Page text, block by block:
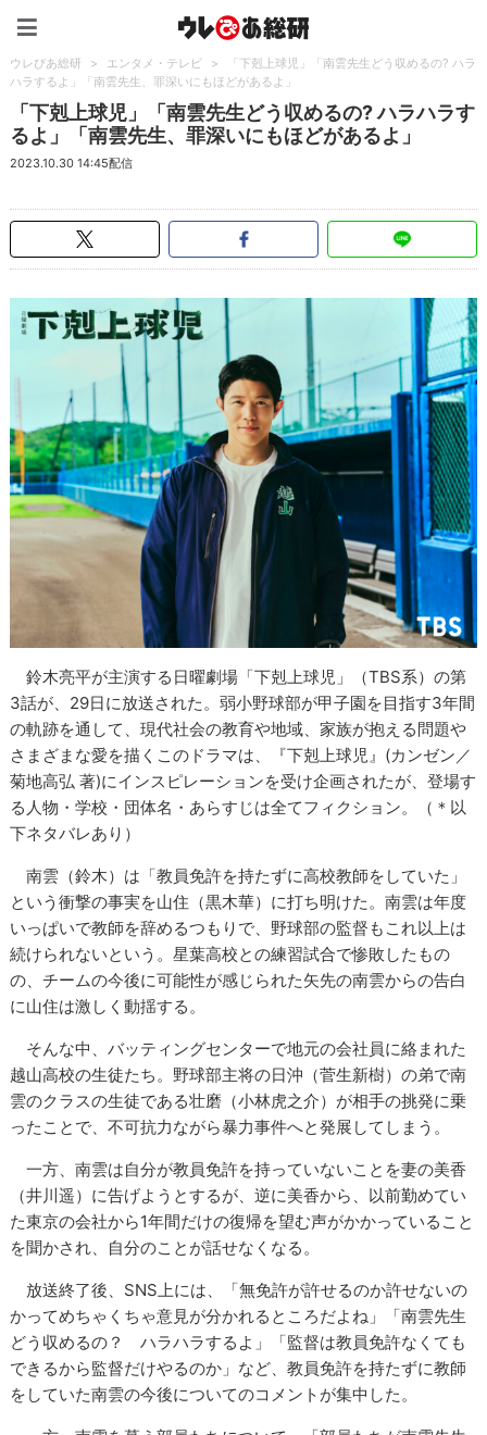
ウレぴあ総研 > エンタメ・テレビ >
「下剋上球児」「南雲先生どう収めるの? ハラ
ハラするよ」「南雲先生、罪深いにもほどがあるよ」
「下剋上球児」「南雲先生どう収めるの? ハラハラす
るよ」「南雲先生、罪深いにもほどがあるよ」
2023.10.30 14:45配信
鈴木亮平が主演する日曜劇場「下剋上球児」（TBS系）の第
3話が、29日に放送された。弱小野球部が甲子園を目指す3年間
の軌跡を通して、現代社会の教育や地域、家族が抱える問題や
さまざまな愛を描くこのドラマは、『下剋上球児』(カンゼン／
菊地高弘 著)にインスピレーションを受け企画されたが、登場す
る人物・学校・団体名・あらすじは全てフィクション。（＊以
下ネタバレあり）
南雲（鈴木）は「教員免許を持たずに高校教師をしていた」
という衝撃の事実を山住（黒木華）に打ち明けた。南雲は年度
いっぱいで教師を辞めるつもりで、野球部の監督もこれ以上は
続けられないという。星葉高校との練習試合で惨敗したもの
の、チームの今後に可能性が感じられた矢先の南雲からの告白
に山住は激しく動揺する。
そんな中、バッティングセンターで地元の会社員に絡まれた
越山高校の生徒たち。野球部主将の日沖（菅生新樹）の弟で南
雲のクラスの生徒である壮磨（小林虎之介）が相手の挑発に乗
ったことで、不可抗力ながら暴力事件へと発展してしまう。
一方、南雲は自分が教員免許を持っていないことを妻の美香
（井川遥）に告げようとするが、逆に美香から、以前勤めてい
た東京の会社から1年間だけの復帰を望む声がかかっていること
を聞かされ、自分のことが話せなくなる。
放送終了後、SNS上には、「無免許が許せるのか許せないの
かってめちゃくちゃ意見が分かれるところだよね」「南雲先生
どう収めるの？ ハラハラするよ」「監督は教員免許なくても
できるから監督だけやるのか」など、教員免許を持たずに教師
をしていた南雲の今後についてのコメントが集中した。